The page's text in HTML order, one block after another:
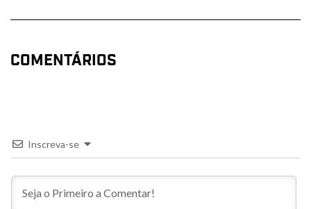
COMENTÁRIOS
Inscreva-se